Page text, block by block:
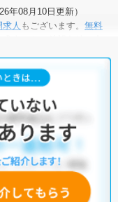
年08月10日更新）
求人 もございます。 無料
人からご希望条件に合
人気です。
あり ・
だわり条件」から検索
能です。
ご希望条件をヒアリン